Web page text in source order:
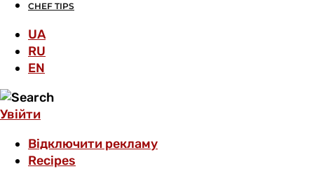
CHEF TIPS
UA
RU
EN
Увійти
Відключити рекламу
Recipes